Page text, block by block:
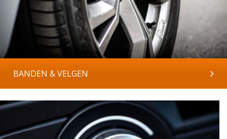
BANDEN & VELGEN